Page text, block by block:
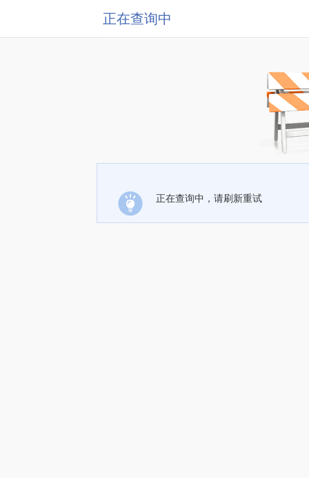
正在查询中
正在查询中，请刷新重试